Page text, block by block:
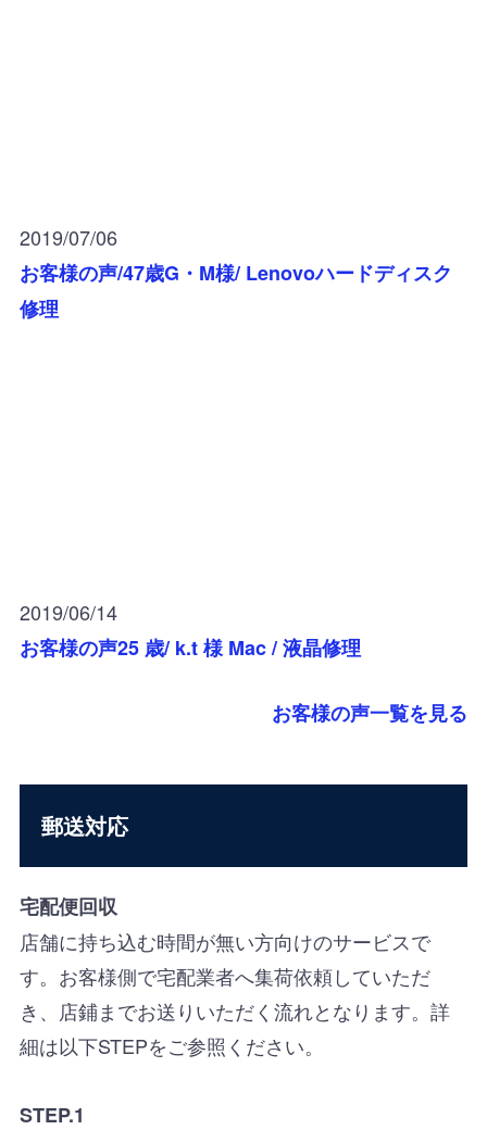
2019/07/06
お客様の声/47歳G・M様/ Lenovoハードディスク
修理
2019/06/14
お客様の声25 歳/ k.t 様 Mac / 液晶修理
お客様の声一覧を見る
郵送対応
宅配便回収
店舗に持ち込む時間が無い方向けのサービスで
す。お客様側で宅配業者へ集荷依頼していただ
き、店鋪までお送りいただく流れとなります。詳
細は以下STEPをご参照ください。
STEP.1